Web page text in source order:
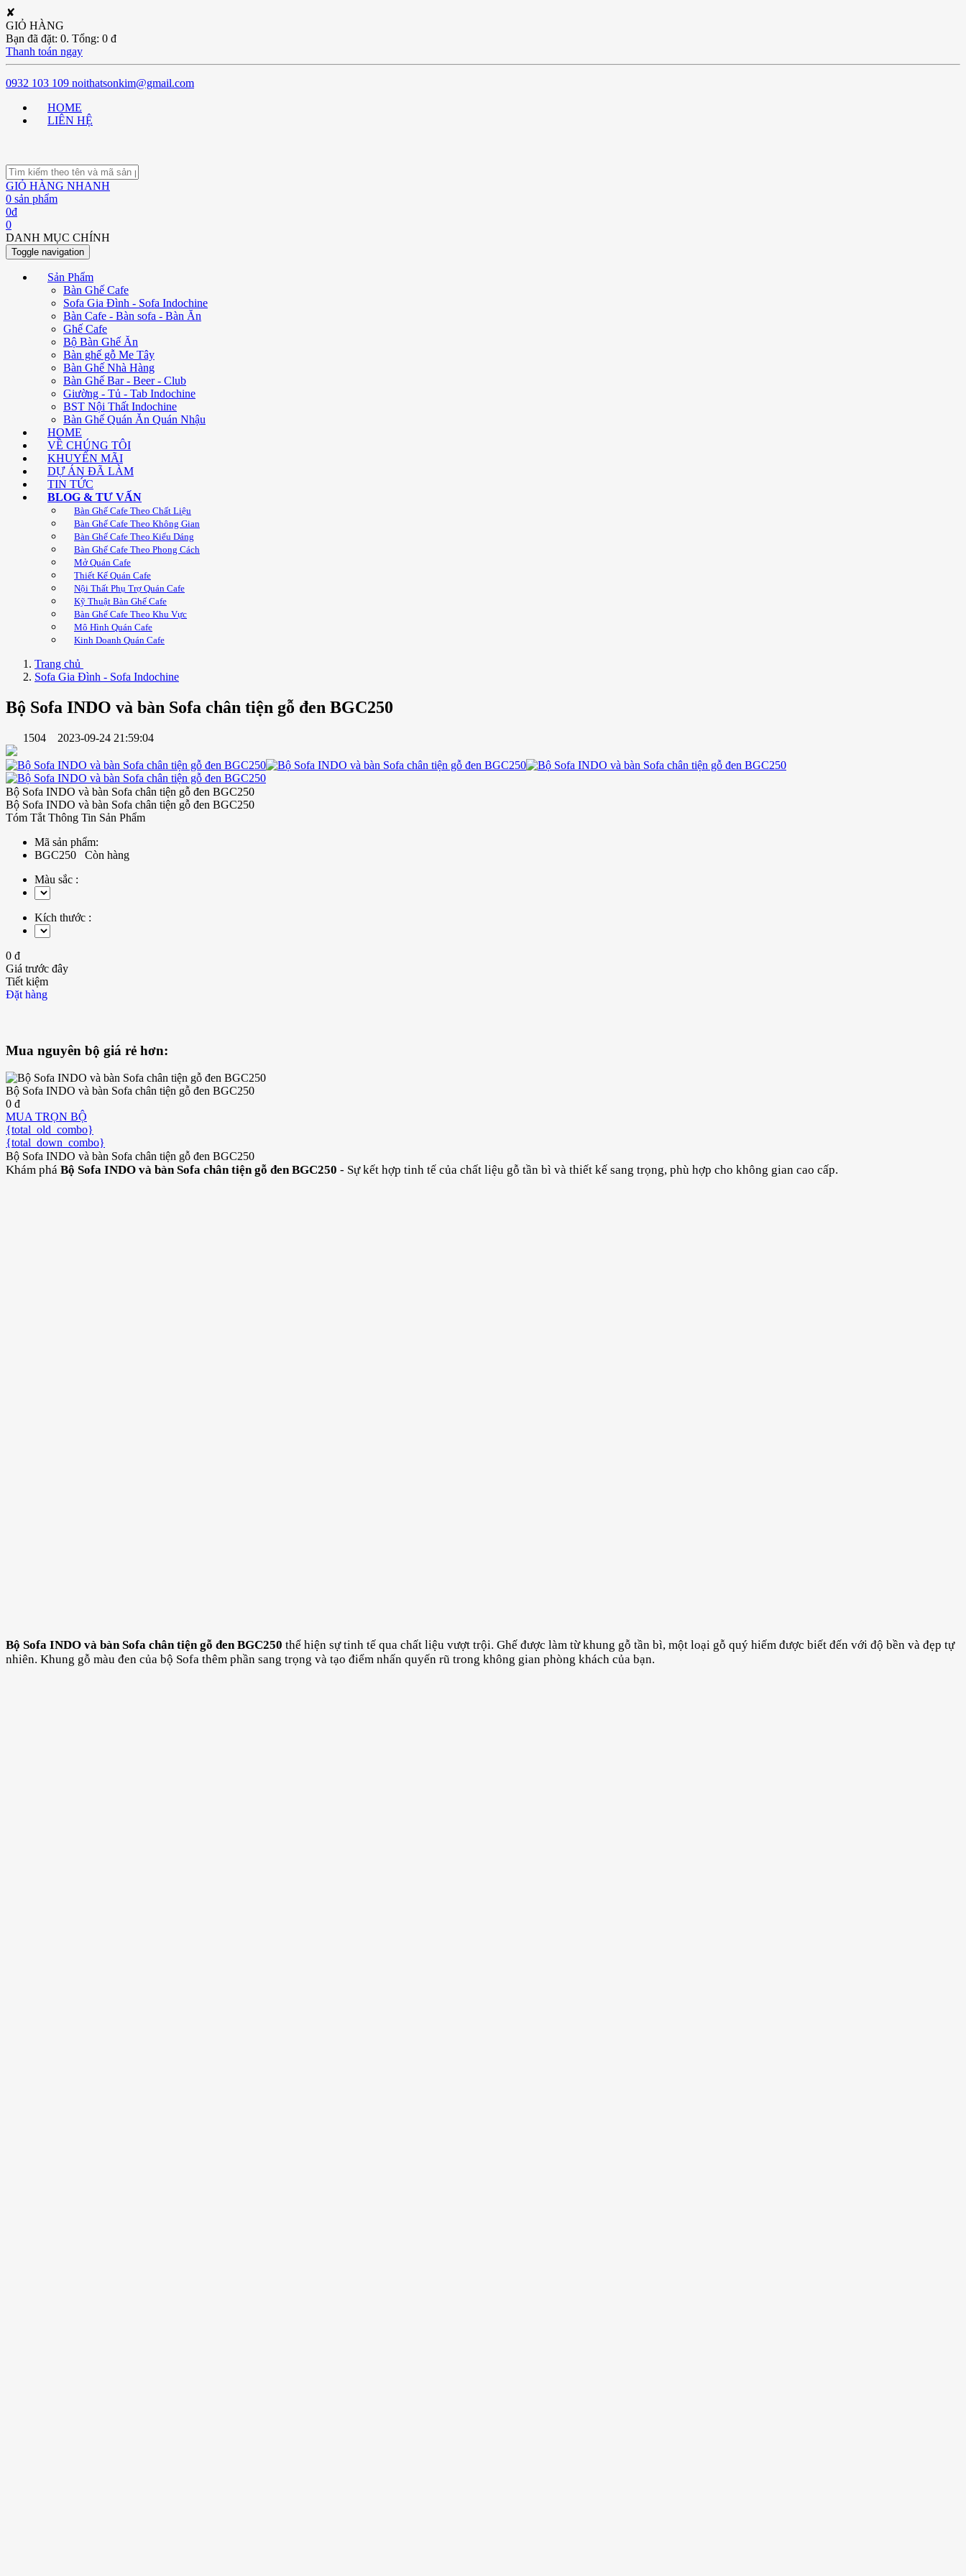
✘
GIỎ HÀNG
Bạn đã đặt: 0. Tổng: 0 đ
Thanh toán ngay
0932 103 109 noithatsonkim@gmail.com
HOME
LIÊN HỆ
GIỎ HÀNG NHANH
0 sản phẩm
0đ
0
DANH MỤC CHÍNH
Toggle navigation
Sản Phẩm
Bàn Ghế Cafe
Sofa Gia Đình - Sofa Indochine
Bàn Cafe - Bàn sofa - Bàn Ăn
Ghế Cafe
Bộ Bàn Ghế Ăn
Bàn ghế gỗ Me Tây
Bàn Ghế Nhà Hàng
Bàn Ghế Bar - Beer - Club
Giường - Tủ - Tab Indochine
BST Nội Thất Indochine
Bàn Ghế Quán Ăn Quán Nhậu
HOME
VỀ CHÚNG TÔI
KHUYẾN MÃI
DỰ ÁN ĐÃ LÀM
TIN TỨC
BLOG & TƯ VẤN
Bàn Ghế Cafe Theo Chất Liệu
Bàn Ghế Cafe Theo Không Gian
Bàn Ghế Cafe Theo Kiểu Dáng
Bàn Ghế Cafe Theo Phong Cách
Mở Quán Cafe
Thiết Kế Quán Cafe
Nội Thất Phụ Trợ Quán Cafe
Kỹ Thuật Bàn Ghế Cafe
Bàn Ghế Cafe Theo Khu Vực
Mô Hình Quán Cafe
Kinh Doanh Quán Cafe
Trang chủ
Sofa Gia Đình - Sofa Indochine
Bộ Sofa INDO và bàn Sofa chân tiện gỗ đen BGC250
1504 2023-09-24 21:59:04
Bộ Sofa INDO và bàn Sofa chân tiện gỗ đen BGC250
Bộ Sofa INDO và bàn Sofa chân tiện gỗ đen BGC250
Tóm Tắt Thông Tin Sản Phẩm
Mã sản phẩm:
BGC250 Còn hàng
Màu sắc :
Kích thước :
0 đ
Giá trước đây
Tiết kiệm
Đặt hàng
Mua nguyên bộ giá rẻ hơn:
Bộ Sofa INDO và bàn Sofa chân tiện gỗ đen BGC250
0 đ
MUA TRỌN BỘ
{total_old_combo}
{total_down_combo}
Bộ Sofa INDO và bàn Sofa chân tiện gỗ đen BGC250
Khám phá Bộ Sofa INDO và bàn Sofa chân tiện gỗ đen BGC250 - Sự kết hợp tinh tế của chất liệu gỗ tần bì và thiết kế sang trọng, phù hợp cho không gian cao cấp.
Bộ Sofa INDO và bàn Sofa chân tiện gỗ đen BGC250 thể hiện sự tinh tế qua chất liệu vượt trội. Ghế được làm từ khung gỗ tần bì, một loại gỗ quý hiếm được biết đến với độ bền và đẹp tự
nhiên. Khung gỗ màu đen của bộ Sofa thêm phần sang trọng và tạo điểm nhấn quyến rũ trong không gian phòng khách của bạn.